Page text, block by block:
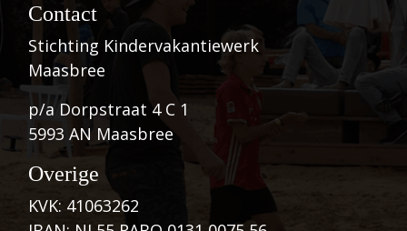
Contact
Stichting Kindervakantiewerk
Maasbree
p/a Dorpstraat 4 C 1
5993 AN Maasbree
Overige
KVK: 41063262